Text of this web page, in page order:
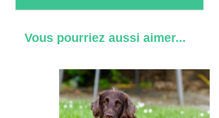
Vous pourriez aussi aimer...